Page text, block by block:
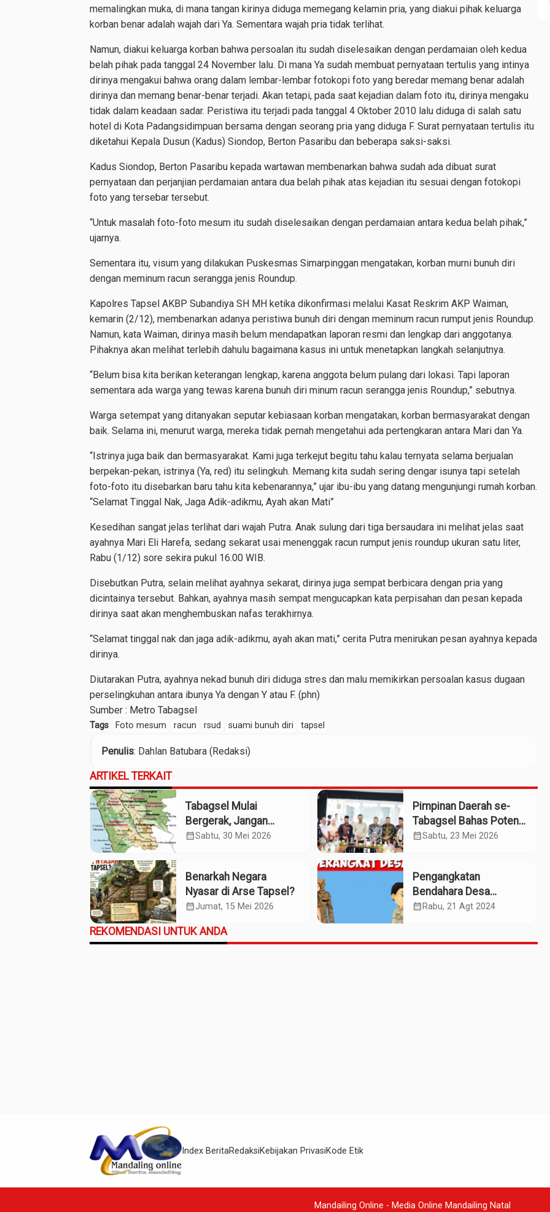
memalingkan muka, di mana tangan kirinya diduga memegang kelamin pria, yang diakui pihak keluarga
korban benar adalah wajah dari Ya. Sementara wajah pria tidak terlihat.
Namun, diakui keluarga korban bahwa persoalan itu sudah diselesaikan dengan perdamaian oleh kedua
belah pihak pada tanggal 24 November lalu. Di mana Ya sudah membuat pernyataan tertulis yang intinya
dirinya mengakui bahwa orang dalam lembar-lembar fotokopi foto yang beredar memang benar adalah
dirinya dan memang benar-benar terjadi. Akan tetapi, pada saat kejadian dalam foto itu, dirinya mengaku
tidak dalam keadaan sadar. Peristiwa itu terjadi pada tanggal 4 Oktober 2010 lalu diduga di salah satu
hotel di Kota Padangsidimpuan bersama dengan seorang pria yang diduga F. Surat pernyataan tertulis itu
diketahui Kepala Dusun (Kadus) Siondop, Berton Pasaribu dan beberapa saksi-saksi.
Kadus Siondop, Berton Pasaribu kepada wartawan membenarkan bahwa sudah ada dibuat surat
pernyataan dan perjanjian perdamaian antara dua belah pihak atas kejadian itu sesuai dengan fotokopi
foto yang tersebar tersebut.
“Untuk masalah foto-foto mesum itu sudah diselesaikan dengan perdamaian antara kedua belah pihak,”
ujarnya.
Sementara itu, visum yang dilakukan Puskesmas Simarpinggan mengatakan, korban murni bunuh diri
dengan meminum racun serangga jenis Roundup.
Kapolres Tapsel AKBP Subandiya SH MH ketika dikonfirmasi melalui Kasat Reskrim AKP Waiman,
kemarin (2/12), membenarkan adanya peristiwa bunuh diri dengan meminum racun rumput jenis Roundup.
Namun, kata Waiman, dirinya masih belum mendapatkan laporan resmi dan lengkap dari anggotanya.
Pihaknya akan melihat terlebih dahulu bagaimana kasus ini untuk menetapkan langkah selanjutnya.
“Belum bisa kita berikan keterangan lengkap, karena anggota belum pulang dari lokasi. Tapi laporan
sementara ada warga yang tewas karena bunuh diri minum racun serangga jenis Roundup,” sebutnya.
Warga setempat yang ditanyakan seputar kebiasaan korban mengatakan, korban bermasyarakat dengan
baik. Selama ini, menurut warga, mereka tidak pernah mengetahui ada pertengkaran antara Mari dan Ya.
“Istrinya juga baik dan bermasyarakat. Kami juga terkejut begitu tahu kalau ternyata selama berjualan
berpekan-pekan, istrinya (Ya, red) itu selingkuh. Memang kita sudah sering dengar isunya tapi setelah
foto-foto itu disebarkan baru tahu kita kebenarannya,” ujar ibu-ibu yang datang mengunjungi rumah korban.
“Selamat Tinggal Nak, Jaga Adik-adikmu, Ayah akan Mati”
Kesedihan sangat jelas terlihat dari wajah Putra. Anak sulung dari tiga bersaudara ini melihat jelas saat
ayahnya Mari Eli Harefa, sedang sekarat usai menenggak racun rumput jenis roundup ukuran satu liter,
Rabu (1/12) sore sekira pukul 16.00 WIB.
Disebutkan Putra, selain melihat ayahnya sekarat, dirinya juga sempat berbicara dengan pria yang
dicintainya tersebut. Bahkan, ayahnya masih sempat mengucapkan kata perpisahan dan pesan kepada
dirinya saat akan menghembuskan nafas terakhirnya.
“Selamat tinggal nak dan jaga adik-adikmu, ayah akan mati,” cerita Putra menirukan pesan ayahnya kepada
dirinya.
Diutarakan Putra, ayahnya nekad bunuh diri diduga stres dan malu memikirkan persoalan kasus dugaan
perselingkuhan antara ibunya Ya dengan Y atau F. (phn)
Sumber : Metro Tabagsel
Tags Foto mesum racun rsud suami bunuh diri tapsel
Penulis: Dahlan Batubara (Redaksi)
ARTIKEL TERKAIT
Tabagsel Mulai
Bergerak, Jangan
Berhenti di Foto
calendar_monthSabtu, 30 Mei 2026
Pimpinan Daerah se-
Tabagsel Bahas Potensi
Penerbangan Dua
calendar_monthSabtu, 23 Mei 2026
Benarkah Negara
Nyasar di Arse Tapsel?
calendar_monthJumat, 15 Mei 2026
Pengangkatan
Bendahara Desa
Hutabaringin Julu
calendar_month Rabu, 21 Agt 2024
REKOMENDASI UNTUK ANDA
Index BeritaRedaksiKebijakan PrivasiKode Etik
Mandailing Online - Media Online Mandailing Natal